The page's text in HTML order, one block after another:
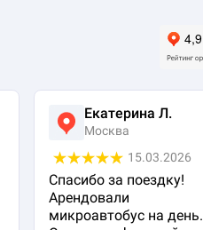
Екатерина Л.
Москва
15.03.2026
Спасибо за поездку!
Арендовали
микроавтобус на день.